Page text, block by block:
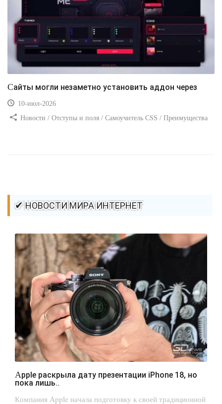
Сайты могли незаметно установить аддон через
10-июл-2026
Новости / Отступы и поля / Самоучитель CSS / Преимущества
✔ НОВОСТИ МИРА ИНТЕРНЕТ
Apple раскрыла дату презентации iPhone 18, но
пока лишь..
Компания Apple начала подготовку к своей традиционной